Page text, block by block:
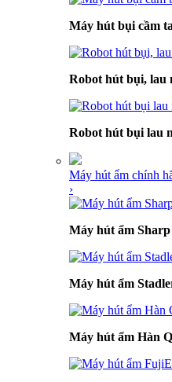
Máy hút bụi cầm
Robot hút bụi, lau
Robot hút bụi lau
Máy hút ẩm chính
›
Máy hút ẩm Sharp
Máy hút ẩm
Máy hút ẩm Hàn